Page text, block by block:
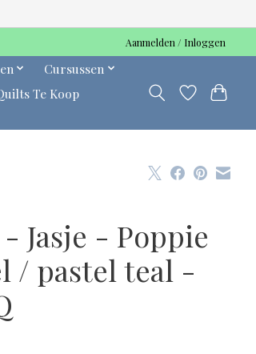
Aanmelden / Inloggen
Cursussen
Te Koop
Jasje - Poppie
/ pastel teal -